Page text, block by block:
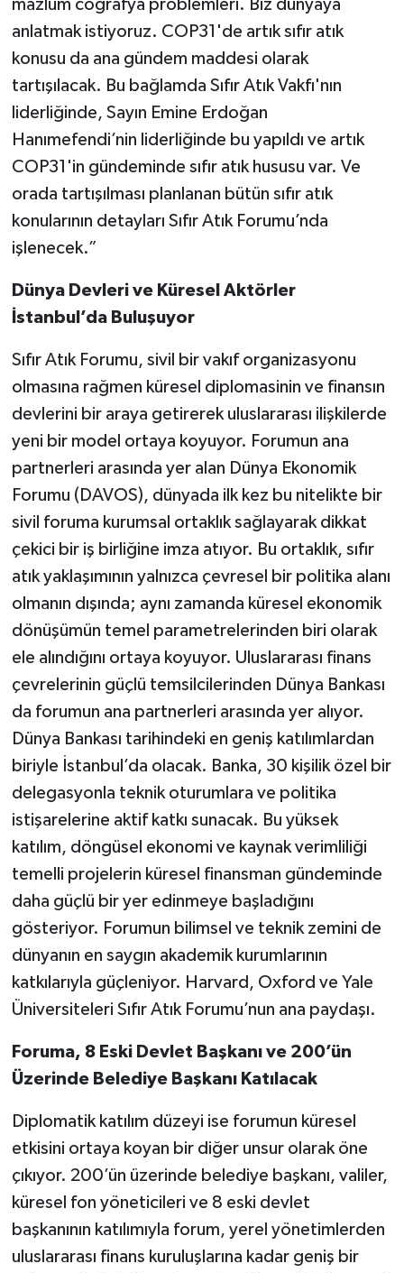
mazlum coğrafya problemleri. Biz dünyaya
anlatmak istiyoruz. COP31'de artık sıfır atık
konusu da ana gündem maddesi olarak
tartışılacak. Bu bağlamda Sıfır Atık Vakfı'nın
liderliğinde, Sayın Emine Erdoğan
Hanımefendi’nin liderliğinde bu yapıldı ve artık
COP31'in gündeminde sıfır atık hususu var. Ve
orada tartışılması planlanan bütün sıfır atık
konularının detayları Sıfır Atık Forumu’nda
işlenecek.”
Dünya Devleri ve Küresel Aktörler
İstanbul’da Buluşuyor
Sıfır Atık Forumu, sivil bir vakıf organizasyonu
olmasına rağmen küresel diplomasinin ve finansın
devlerini bir araya getirerek uluslararası ilişkilerde
yeni bir model ortaya koyuyor. Forumun ana
partnerleri arasında yer alan Dünya Ekonomik
Forumu (DAVOS), dünyada ilk kez bu nitelikte bir
sivil foruma kurumsal ortaklık sağlayarak dikkat
çekici bir iş birliğine imza atıyor. Bu ortaklık, sıfır
atık yaklaşımının yalnızca çevresel bir politika alanı
olmanın dışında; aynı zamanda küresel ekonomik
dönüşümün temel parametrelerinden biri olarak
ele alındığını ortaya koyuyor. Uluslararası finans
çevrelerinin güçlü temsilcilerinden Dünya Bankası
da forumun ana partnerleri arasında yer alıyor.
Dünya Bankası tarihindeki en geniş katılımlardan
biriyle İstanbul’da olacak. Banka, 30 kişilik özel bir
delegasyonla teknik oturumlara ve politika
istişarelerine aktif katkı sunacak. Bu yüksek
katılım, döngüsel ekonomi ve kaynak verimliliği
temelli projelerin küresel finansman gündeminde
daha güçlü bir yer edinmeye başladığını
gösteriyor. Forumun bilimsel ve teknik zemini de
dünyanın en saygın akademik kurumlarının
katkılarıyla güçleniyor. Harvard, Oxford ve Yale
Üniversiteleri Sıfır Atık Forumu’nun ana paydaşı.
Foruma, 8 Eski Devlet Başkanı ve 200’ün
Üzerinde Belediye Başkanı Katılacak
Diplomatik katılım düzeyi ise forumun küresel
etkisini ortaya koyan bir diğer unsur olarak öne
çıkıyor. 200’ün üzerinde belediye başkanı, valiler,
küresel fon yöneticileri ve 8 eski devlet
başkanının katılımıyla forum, yerel yönetimlerden
uluslararası finans kuruluşlarına kadar geniş bir